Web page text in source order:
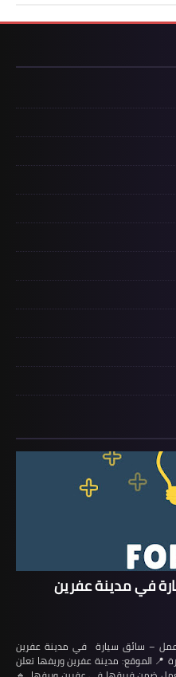
في مدينة عفرين
– سائق سيارة في مدينة عفرين
الموقع: مدينة عفرين وريفها تعلن